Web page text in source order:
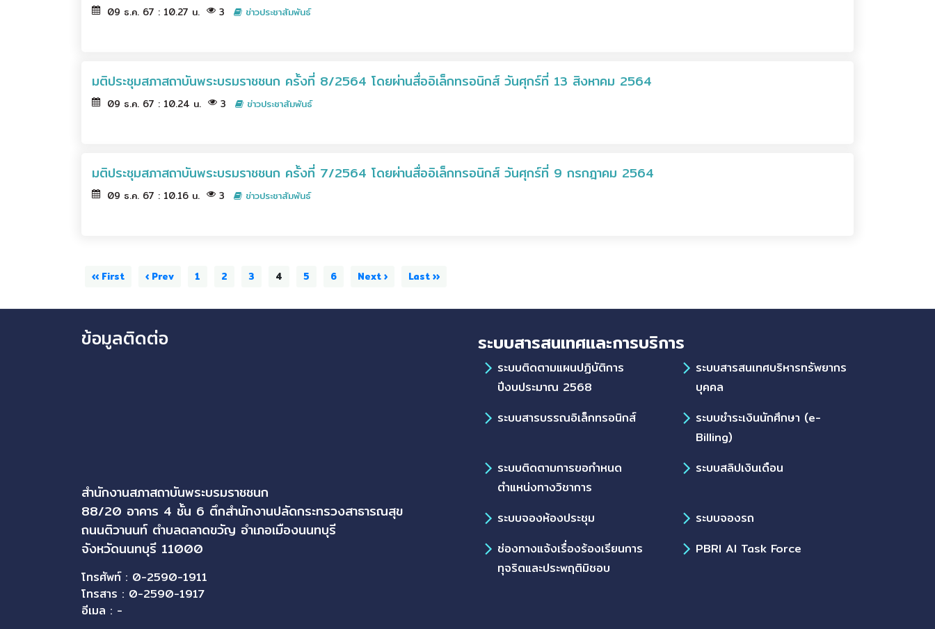
09 ธ.ค. 67 : 10.27 น. 3 ข่าวประชาสัมพันธ์
มติประชุมสภาสถาบันพระบรมราชชนก ครั้งที่ 8/2564 โดยผ่านสื่ออิเล็กทรอนิกส์ วันศุกร์ที่ 13 สิงหาคม 2564
09 ธ.ค. 67 : 10.24 น. 3 ข่าวประชาสัมพันธ์
มติประชุมสภาสถาบันพระบรมราชชนก ครั้งที่ 7/2564 โดยผ่านสื่ออิเล็กทรอนิกส์ วันศุกร์ที่ 9 กรกฎาคม 2564
09 ธ.ค. 67 : 10.16 น. 3 ข่าวประชาสัมพันธ์
‹‹ First ‹ Prev 1 2 3 4 5 6 Next › Last ››
ข้อมูลติดต่อ
สำนักงานสภาสถาบันพระบรมราชชนก
88/20 อาคาร 4 ชั้น 6 ตึกสำนักงานปลัดกระทรวงสาธารณสุข
ถนนติวานนท์ ตำบลตลาดขวัญ อำเภอเมืองนนทบุรี
จังหวัดนนทบุรี 11000
โทรศัพท์ : 0-2590-1911
โทรสาร : 0-2590-1917
อีเมล : -
ระบบสารสนเทศและการบริการ
ระบบติดตามแผนปฏิบัติการ
ปีงบประมาณ 2568
ระบบสารสนเทศบริหารทรัพยากร
บุคคล
ระบบสารบรรณอิเล็กทรอนิกส์
ระบบชำระเงินนักศึกษา (e-
Billing)
ระบบติดตามการขอกำหนด
ตำแหน่งทางวิชาการ
ระบบสลิปเงินเดือน
ระบบจองห้องประชุม
ระบบจองรถ
ช่องทางแจ้งเรื่องร้องเรียนการ
ทุจริตและประพฤติมิชอบ
PBRI AI Task Force